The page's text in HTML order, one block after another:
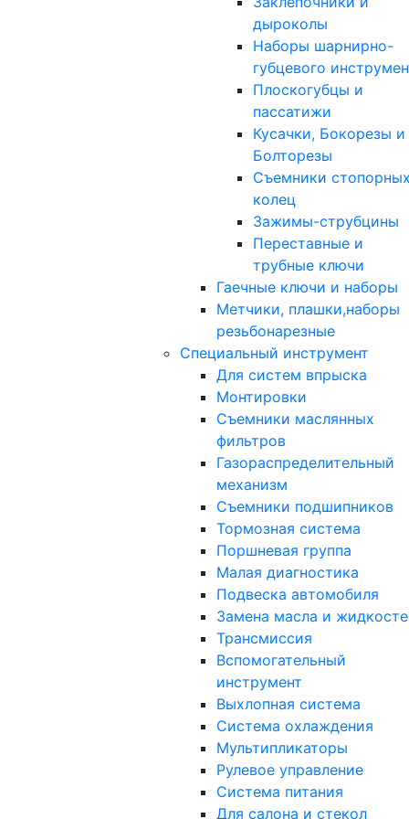
дыроколы
Наборы шарнирно-
губцевого
Плоскогубцы и
пассатижи
Кусачки, Бокорезы и
Болторезы
Съемники
колец
Зажимы-струбцины
Переставные и
трубные ключи
Гаечные ключи и наборы
Метчики, плашки,наборы
резьбонарезные
Специальный инструмент
Для систем впрыска
Монтировки
Съемники маслянных
фильтров
Газораспределительный
механизм
Съемники подшипников
Тормозная система
Поршневая группа
Малая диагностика
Подвеска автомобиля
Замена масла и
Трансмиссия
Вспомогательный
инструмент
Выхлопная система
Система охлаждения
Мультипликаторы
Рулевое управление
Система питания
Для салона и стекол